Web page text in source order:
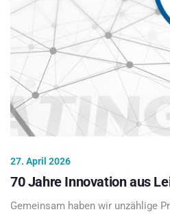
27. April 2026
70 Jahre Innovation aus
Gemeinsam haben wir unzählige